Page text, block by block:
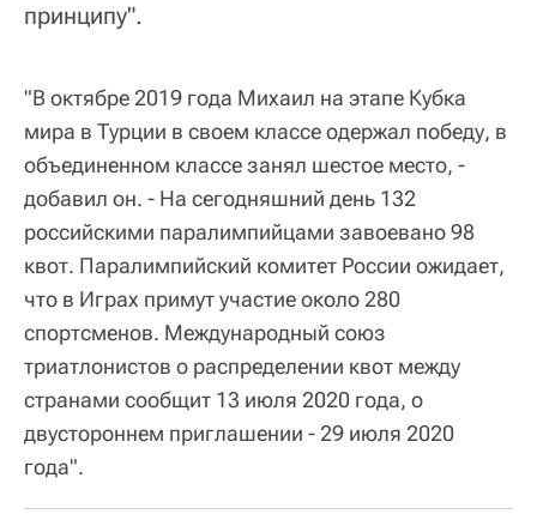
принципу".
"В октябре 2019 года Михаил на этапе Кубка
мира в Турции в своем классе одержал победу, в
объединенном классе занял шестое место, -
добавил он. - На сегодняшний день 132
российскими паралимпийцами завоевано 98
квот. Паралимпийский комитет России ожидает,
что в Играх примут участие около 280
спортсменов. Международный союз
триатлонистов о распределении квот между
странами сообщит 13 июля 2020 года, о
двустороннем приглашении - 29 июля 2020
года".